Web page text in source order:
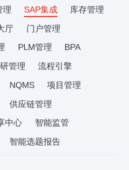
理 SAP集成
库存管理
厅
门户管理
PLM管理
BPA
管理
流程引擎
NQMS
项目管理
供应链管理
中心
智能监管
智能选题报告